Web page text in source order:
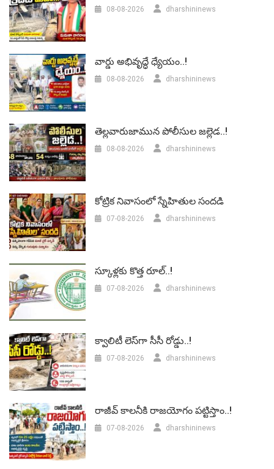
08-08-2026 dharshininews
వార్డు అభివృద్ధే ధ్యేయం..!
08-08-2026 dharshininews
తెల్లవారుజామున పోలీసుల జల్లెడ..!
08-08-2026 dharshininews
కోట్రిక నివాసంలో స్నేహితుల సందడి
07-08-2026 dharshininews
స్కూళ్లకు కొత్త రూల్..!
07-08-2026 dharshininews
క్వాలిటీ లెస్‌గా సీసీ రోడ్డు..!
07-08-2026 dharshininews
రాజీవ్ కాలనీకి రాజయోగం పట్టిస్తాం..!
07-08-2026 dharshininews